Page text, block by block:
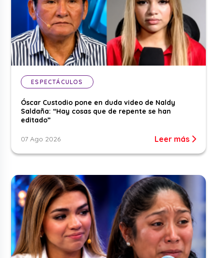
ESPECTÁCULOS
Óscar Custodio pone en duda video de Naldy
Saldaña: “Hay cosas que de repente se han
editado”
07 Ago 2026 Leer más